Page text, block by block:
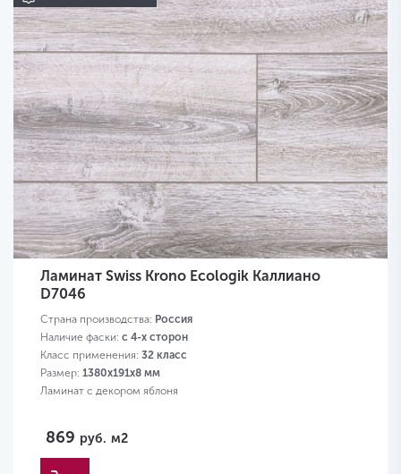
Ламинат Swiss Krono Ecologik Каллиано
D7046
Страна производства: Россия
Наличие фаски: с 4-х сторон
Класс применения: 32 класс
Размер: 1380х191х8 мм
Ламинат с декором яблоня
869 руб. м2